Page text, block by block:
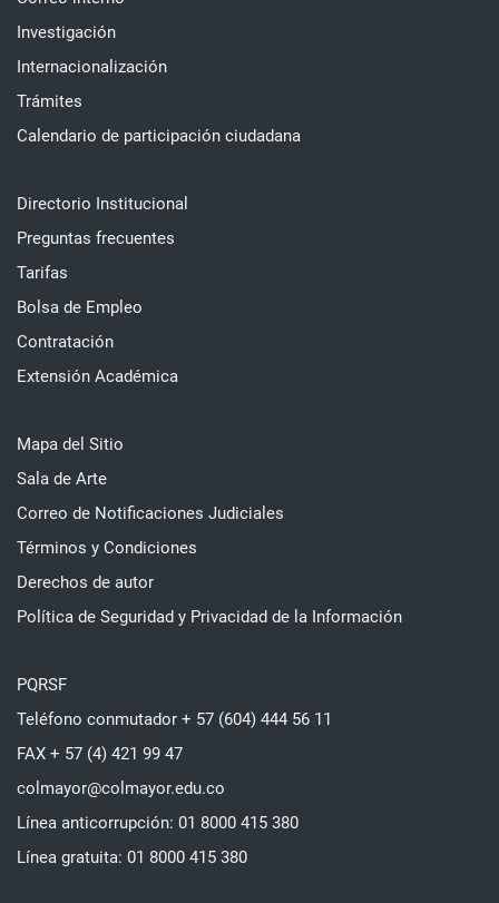
Investigación
Internacionalización
Trámites
Calendario de participación ciudadana
Directorio Institucional
Preguntas frecuentes
Tarifas
Bolsa de Empleo
Contratación
Extensión Académica
Mapa del Sitio
Sala de Arte
Correo de Notificaciones Judiciales
Términos y Condiciones
Derechos de autor
Política de Seguridad y Privacidad de la Información
PQRSF
Teléfono conmutador + 57 (604) 444 56 11
FAX + 57 (4) 421 99 47
colmayor@colmayor.edu.co
Línea anticorrupción: 01 8000 415 380
Línea gratuita: 01 8000 415 380